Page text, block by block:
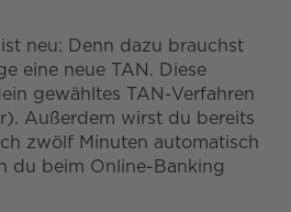
neu: Denn dazu brauchst
eine neue TAN. Diese
gewähltes TAN-Verfahren
Außerdem wirst du bereits
zwölf Minuten automatisch
du beim Online-Banking